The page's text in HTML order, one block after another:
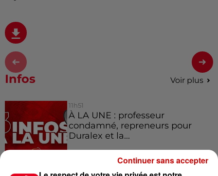
Infos Voir plus
11h51
À LA UNE : professeur
condamné, repreneurs pour
Duralex et la...
Continuer sans accepter